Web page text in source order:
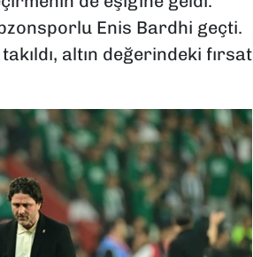
Enis Bardhi geçti.
altın değerindeki fırsat